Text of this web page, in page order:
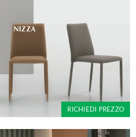
NIZZA
RICHIEDI PREZZO